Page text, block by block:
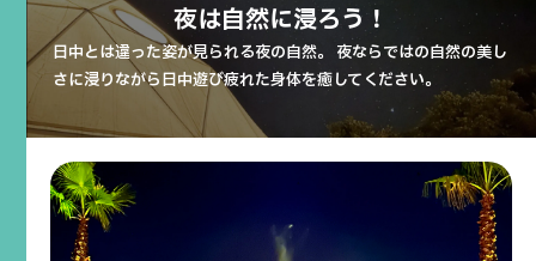
夜は自然に浸ろう！
日中とは違った姿が見られる夜の自然。 夜ならではの自然の美し
さに浸りながら日中遊び疲れた身体を癒してください。